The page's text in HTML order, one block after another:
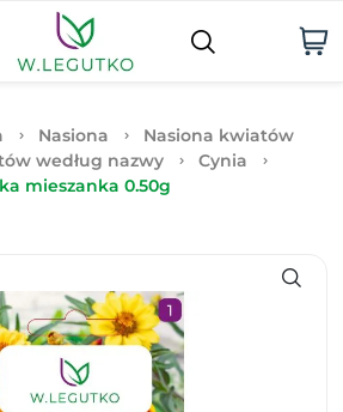
Nasiona
Nasiona kwiatów
według nazwy
Cynia
mieszanka 0.50g